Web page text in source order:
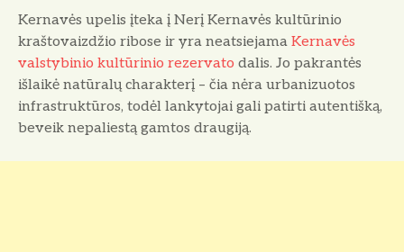
Kernavės upelis įteka į Nerį Kernavės kultūrinio
kraštovaizdžio ribose ir yra neatsiejama Kernavės
valstybinio kultūrinio rezervato dalis. Jo pakrantės
išlaikė natūralų charakterį – čia nėra urbanizuotos
infrastruktūros, todėl lankytojai gali patirti autentišką,
beveik nepaliestą gamtos draugiją.